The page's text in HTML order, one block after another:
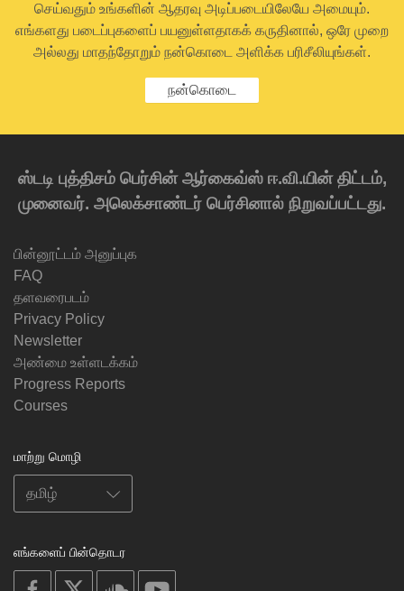
செய்வதும் உங்களின் ஆதரவு அடிப்படையிலேயே அமையும்.
எங்களது படைப்புகளைப் பயனுள்ளதாகக் கருதினால், ஒரே முறை
அல்லது மாதந்தோறும் நன்கொடை அளிக்க பரிசீலியுங்கள்.
நன்கொடை
ஸ்டடி புத்திசம் பெர்சின் ஆர்கைவ்ஸ் ஈ.வி.யின் திட்டம்,
முனைவர். அலெக்சாண்டர் பெர்சினால் நிறுவப்பட்டது.
பின்னூட்டம் அனுப்புக
FAQ
தளவரைபடம்
Privacy Policy
Newsletter
அண்மை உள்ளடக்கம்
Progress Reports
Courses
மாற்று மொழி
எங்களைப் பின்தொடர
on